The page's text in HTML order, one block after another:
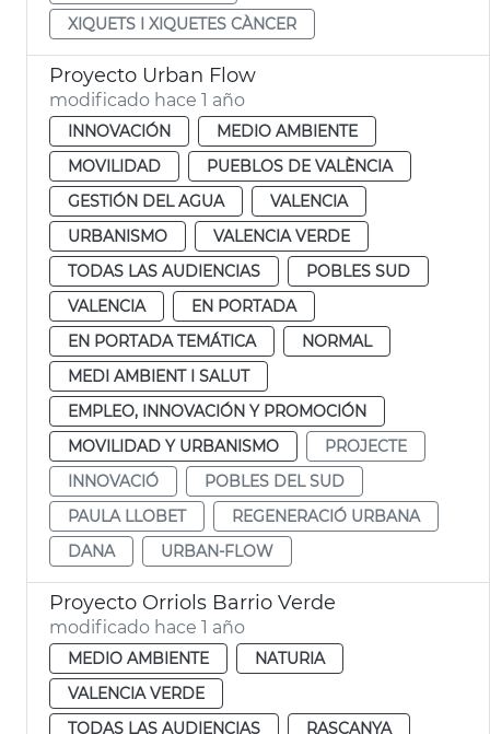
XIQUETS I XIQUETES CÀNCER
Proyecto Urban Flow
modificado hace 1 año
INNOVACIÓN
MEDIO AMBIENTE
MOVILIDAD
PUEBLOS DE VALÈNCIA
GESTIÓN DEL AGUA
VALENCIA
URBANISMO
VALENCIA VERDE
TODAS LAS AUDIENCIAS
POBLES SUD
VALENCIA
EN PORTADA
EN PORTADA TEMÁTICA
NORMAL
MEDI AMBIENT I SALUT
EMPLEO, INNOVACIÓN Y PROMOCIÓN
MOVILIDAD Y URBANISMO
PROJECTE
INNOVACIÓ
POBLES DEL SUD
PAULA LLOBET
REGENERACIÓ URBANA
DANA
URBAN-FLOW
Proyecto Orriols Barrio Verde
modificado hace 1 año
MEDIO AMBIENTE
NATURIA
VALENCIA VERDE
TODAS LAS AUDIENCIAS
RASCANYA